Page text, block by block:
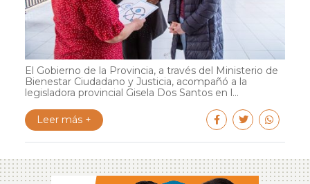
El Gobierno de la Provincia, a través del Ministerio de
Bienestar Ciudadano y Justicia, acompañó a la
legisladora provincial Gisela Dos Santos en l...
Leer más +